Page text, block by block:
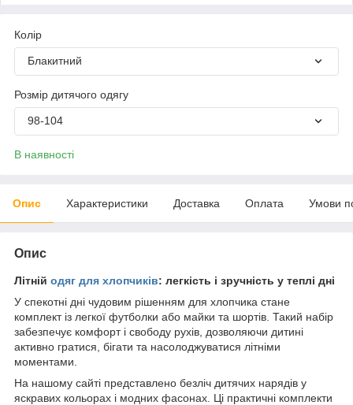
Колір
Блакитний
Розмір дитячого одягу
98-104
В наявності
Опис Характеристики Доставка Оплата Умови
Опис
Літній одяг для хлопчиків: легкість і зручність у теплі дні
У спекотні дні чудовим рішенням для хлопчика стане
комплект із легкої футболки або майки та шортів. Такий набір
забезпечує комфорт і свободу рухів, дозволяючи дитині
активно гратися, бігати та насолоджуватися літніми
моментами.
На нашому сайті представлено безліч дитячих нарядів у
яскравих кольорах і модних фасонах. Ці практичні комплекти